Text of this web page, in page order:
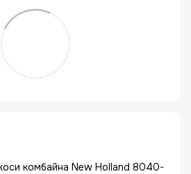
комбайна New Holland 8040-